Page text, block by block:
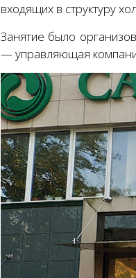
входящих в структуру
Занятие было
— управляющая